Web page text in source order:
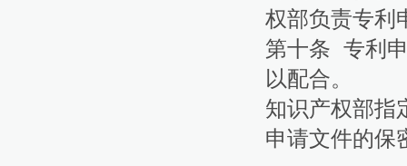
权部负责专利
第十条 专利
以配合。
知识产权部指
申请文件的保